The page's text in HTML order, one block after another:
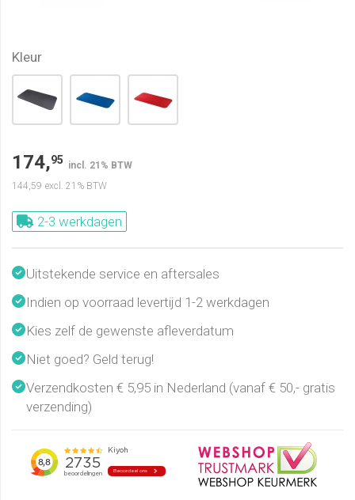
Kleur
174,95 incl. 21% BTW
144,59 excl. 21% BTW
2-3 werkdagen
Uitstekende service en aftersales
Indien op voorraad levertijd 1-2 werkdagen
Kies zelf de gewenste afleverdatum
Niet goed? Geld terug!
Verzendkosten € 5,95 in Nederland (vanaf € 50,- gratis
verzending)